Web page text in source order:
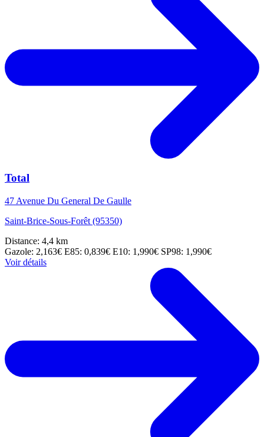
Total
47 Avenue Du General De Gaulle
Saint-Brice-Sous-Forêt (95350)
Distance: 4,4 km
Gazole: 2,163€ E85: 0,839€ E10: 1,990€ SP98: 1,990€
Voir détails